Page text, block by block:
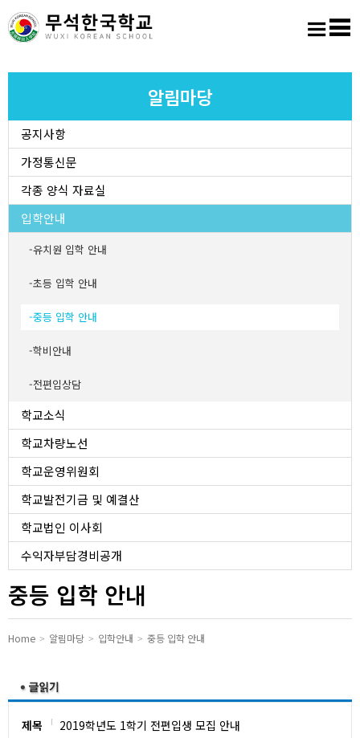
홈로그인회원가입사이트맵
교육마당
알림마당
학생활동
진학진로
학교도서실
알림마당
공지사항
가정통신문
각종 양식 자료실
입학안내
유치원 입학 안내
초등 입학 안내
중등 입학 안내
학비안내
전편입상담
학교소식
학교차량노선
학교운영위원회
학교발전기금 및 예결산
학교법인 이사회
수익자부담경비공개
중등 입학 안내
Home 알림마당 입학안내 중등 입학 안내
제목
2019학년도 1학기 전편입생 모집 안내